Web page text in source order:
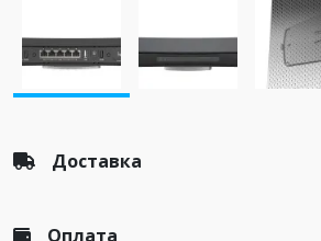
Доставка
Оплата